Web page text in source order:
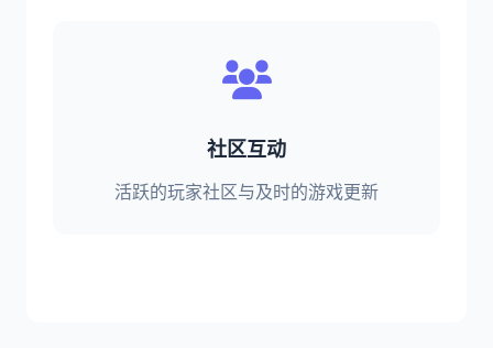
社区互动
活跃的玩家社区与及时的游戏更新